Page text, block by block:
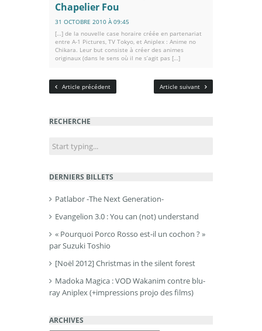
Chapelier Fou
31 OCTOBRE 2010 À 09:45
[…] de la nouvelle case horaire créée en partenariat
entre A-1 Pictures, TV Tokyo, et Aniplex : Anime no
Chikara. Leur but consiste à créer des animes
originaux (dans le sens où il ne s’agit pas […]
Article suivant
Article précédent
RECHERCHE
DERNIERS BILLETS
Patlabor -The Next Generation-
Evangelion 3.0 : You can (not) understand
« Pourquoi Porco Rosso est-il un cochon ? »
par Suzuki Toshio
[Noël 2012] Christmas in the silent forest
Madoka Magica : VOD Wakanim contre blu-
ray Aniplex (+impressions projo des films)
ARCHIVES
Archives